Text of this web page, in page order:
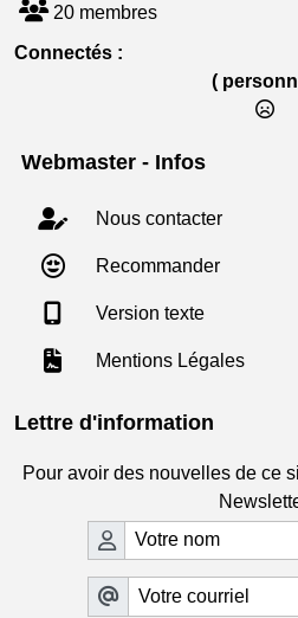
20 membres
Connectés :
(
Webmaster - Infos
Nous contacter
Recommander
Version texte
Mentions Légales
Lettre d'information
Pour avoir des nouvelles de ce